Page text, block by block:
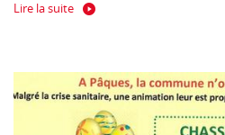
Lire la suite